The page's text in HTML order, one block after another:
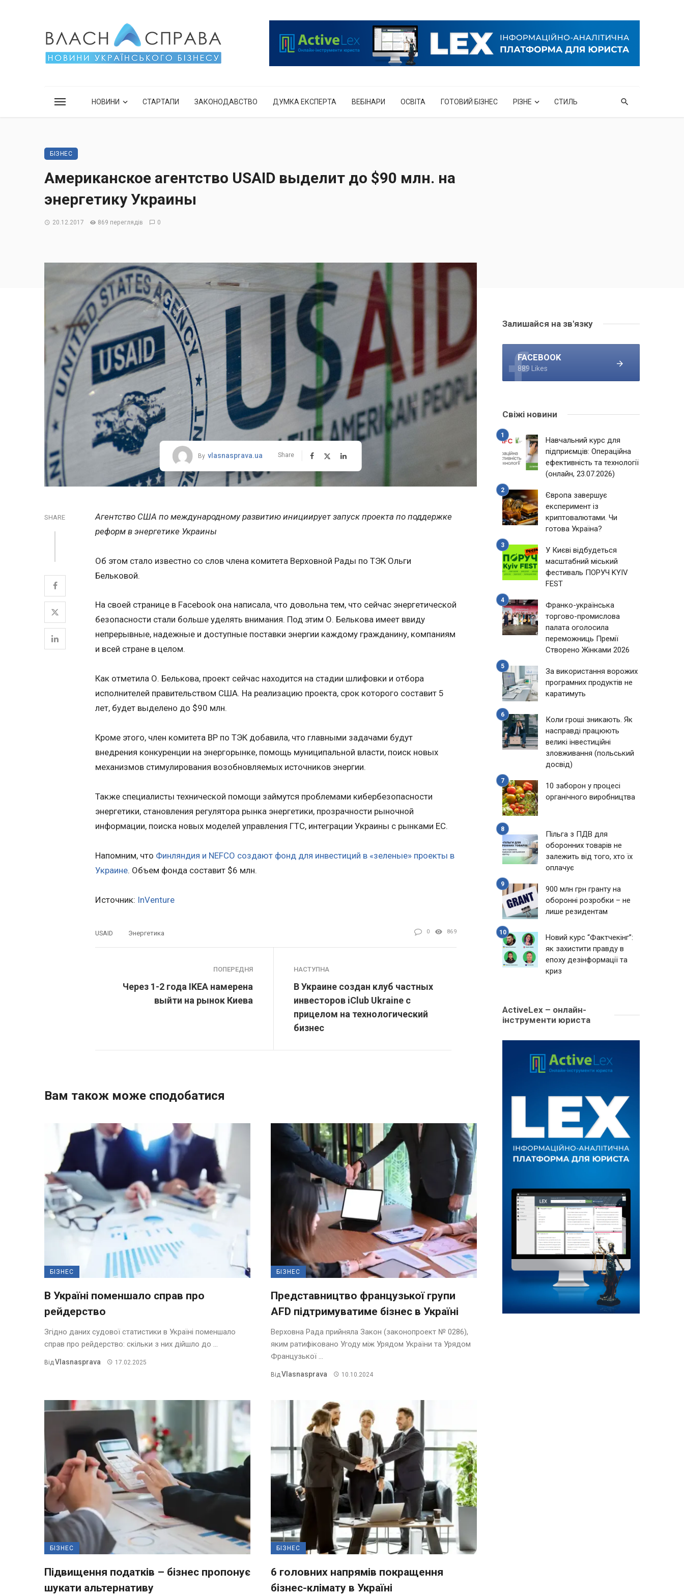
НОВИНИ СТАРТАПИ ЗАКОНОДАВСТВО ДУМКА ЕКСПЕРТА ВЕБІНАРИ ОСВІТА ГОТОВИЙ БІЗНЕС РІЗНЕ СТИЛЬ
БІЗНЕС
Американское агентство USAID выделит до $90 млн. на
энергетику Украины
20.12.2017 869 переглядів 0
By vlasnasprava.ua Share
SHARE
Агентство США по международному развитию инициирует запуск проекта по поддержке
реформ в энергетике Украины
Об этом стало известно со слов члена комитета Верховной Рады по ТЭК Ольги
Бельковой.
На своей странице в Facebook она написала, что довольна тем, что сейчас энергетической
безопасности стали больше уделять внимания. Под этим О. Белькова имеет ввиду
непрерывные, надежные и доступные поставки энергии каждому гражданину, компаниям
и всей стране в целом.
Как отметила О. Белькова, проект сейчас находится на стадии шлифовки и отбора
исполнителей правительством США. На реализацию проекта, срок которого составит 5
лет, будет выделено до $90 млн.
Кроме этого, член комитета ВР по ТЭК добавила, что главными задачами будут
внедрения конкуренции на энергорынке, помощь муниципальной власти, поиск новых
механизмов стимулирования возобновляемых источников энергии.
Также специалисты технической помощи займутся проблемами кибербезопасности
энергетики, становления регулятора рынка энергетики, прозрачности рыночной
информации, поиска новых моделей управления ГТС, интеграции Украины с рынками ЕС.
Напомним, что Финляндия и NEFCO создают фонд для инвестиций в «зеленые» проекты в
Украине. Объем фонда составит $6 млн.
Источник: InVenture
USAID Энергетика 0 869
ПОПЕРЕДНЯ
Через 1-2 года IKEA намерена
выйти на рынок Киева
НАСТУПНА
В Украине создан клуб частных
инвесторов iClub Ukraine с
прицелом на технологический
бизнес
Вам також може сподобатися
БІЗНЕС
В Україні поменшало справ про
рейдерство
Згідно даних судової статистики в Україні поменшало
справ про рейдерство: скільки з них дійшло до ...
Від Vlasnasprava 17.02.2025
БІЗНЕС
Представництво французької групи
AFD підтримуватиме бізнес в Україні
Верховна Рада прийняла Закон (законопроект № 0286),
яким ратифіковано Угоду між Урядом України та Урядом
Французької ...
Від Vlasnasprava 10.10.2024
БІЗНЕС
Підвищення податків – бізнес пропонує
шукати альтернативу
БІЗНЕС
6 головних напрямів покращення
бізнес-клімату в Україні
Залишайся на зв'язку
FACEBOOK
889 Likes
Свіжі новини
Навчальний курс для
підприємців: Операційна
ефективність та технології
(онлайн, 23.07.2026)
Європа завершує
експеримент із
криптовалютами. Чи
готова Україна?
У Києві відбудеться
масштабний міський
фестиваль ПОРУЧ KYIV
FEST
Франко-українська
торгово-промислова
палата оголосила
переможниць Премії
Створено Жінками 2026
За використання ворожих
програмних продуктів не
каратимуть
Коли гроші зникають. Як
насправді працюють
великі інвестиційні
зловживання (польський
досвід)
10 заборон у процесі
органічного виробництва
Пільга з ПДВ для
оборонних товарів не
залежить від того, хто їх
оплачує
900 млн грн гранту на
оборонні розробки – не
лише резидентам
Новий курс “Фактчекінг”:
як захистити правду в
епоху дезінформації та
криз
ActiveLex – онлайн-
інструменти юриста